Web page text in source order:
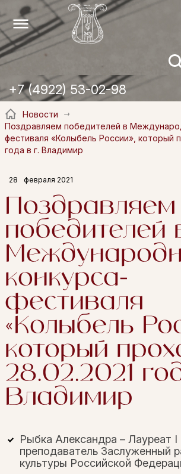
+7 (4922) 53-02-98
Новости
Поздравляем победителей в
фестиваля «Колыбель России», который
года в г. Владимир
28 февраля 2021
Поздравляем
победителей
конкурса-
фестиваля
«Колыбель
который
28.02.2021
Владимир
Рыбка Александра – Лауреат I
преподаватель Заслуженный
культуры Российской